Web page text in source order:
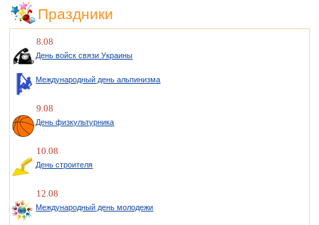
Праздники
8.08
День войск связи Украины
Международный день альпинизма
9.08
День физкультурника
10.08
День строителя
12.08
Международный день молодежи